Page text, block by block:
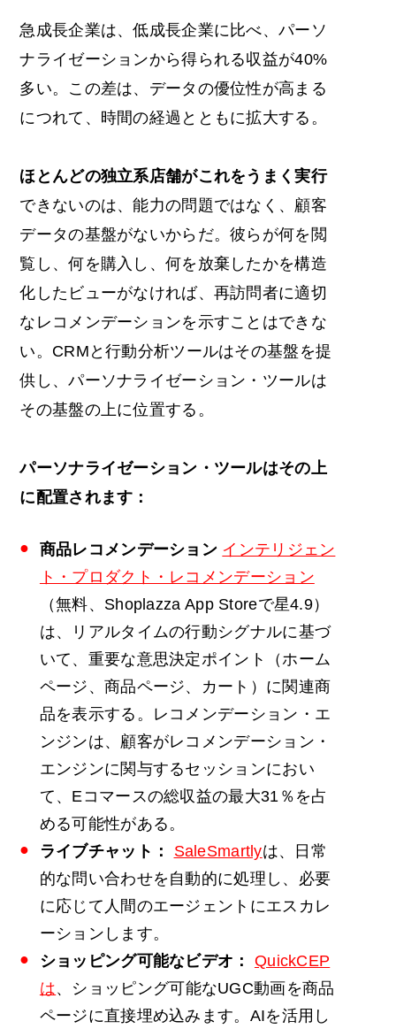
急成長企業は、低成長企業に比べ、パーソ
ナライゼーションから得られる収益が40%
多い。この差は、データの優位性が高まる
につれて、時間の経過とともに拡大する。
ほとんどの独立系店舗がこれをうまく実行
できないのは、能力の問題ではなく、顧客
データの基盤がないからだ。彼らが何を閲
覧し、何を購入し、何を放棄したかを構造
化したビューがなければ、再訪問者に適切
なレコメンデーションを示すことはできな
い。CRMと行動分析ツールはその基盤を提
供し、パーソナライゼーション・ツールは
その基盤の上に位置する。
パーソナライゼーション・ツールはその上
に配置されます：
商品レコメンデーション インテリジェン
ト・プロダクト・レコメンデーション
（無料、Shoplazza App Storeで星4.9）
は、リアルタイムの行動シグナルに基づ
いて、重要な意思決定ポイント（ホーム
ページ、商品ページ、カート）に関連商
品を表示する。レコメンデーション・エ
ンジンは、顧客がレコメンデーション・
エンジンに関与するセッションにおい
て、Eコマースの総収益の最大31％を占
める可能性がある。
ライブチャット：
SaleSmartlyは、日常
的な問い合わせを自動的に処理し、必要
に応じて人間のエージェントにエスカレ
ーションします。
ショッピング可能なビデオ：
QuickCEP
は、ショッピング可能なUGC動画を商品
ページに直接埋め込みます。AIを活用し